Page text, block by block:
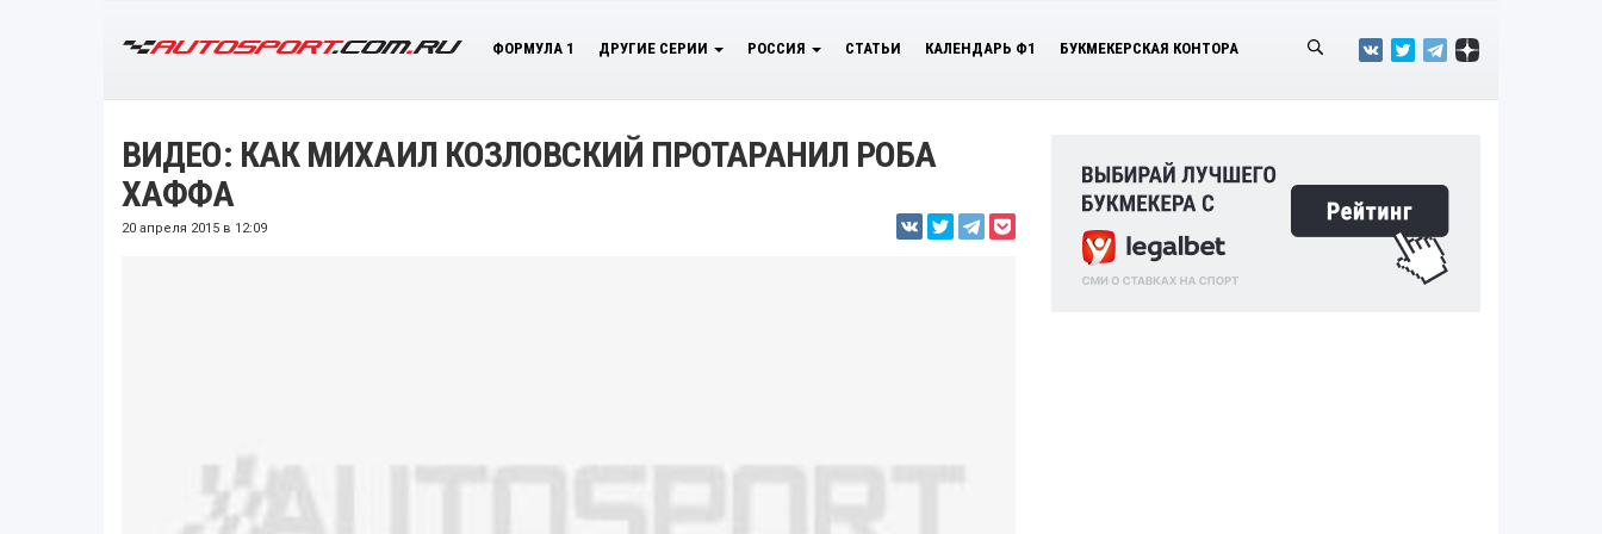
ФОРМУЛА 1 ДРУГИЕ СЕРИИ РОССИЯ СТАТЬИ КАЛЕНДАРЬ Ф1 БУКМЕКЕРСКАЯ КОНТОРА
ВИДЕО: КАК МИХАИЛ КОЗЛОВСКИЙ ПРОТАРАНИЛ РОБА
ХАФФА
20 апреля 2015 в 12:09